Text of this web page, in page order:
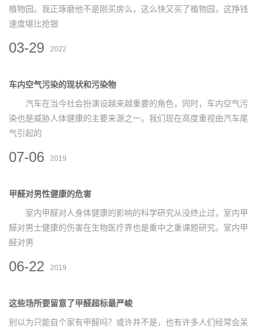
植物园。我正琢磨他不是刚买房么，这么快又买了植物园，这挣钱
速度堪比抢银
03-29 2022
车内空气污染的现状和污染物
汽车在当今社会扮演设越来越重要的角色，同时，车内空气污
染也是威胁人体健康的主要来源之一。我们现在高度重视由汽车尾
气引起的
07-06 2019
甲醛对男性健康的危害
室内甲醛对人身体健康的影响的科学研究从没终止过，室内甲
醛对男士健康的伤害在生物医疗界也是重中之重课题研究。室内甲
醛对男
06-22 2019
这些场所要留意了甲醛超标最严峻
别以为只能自个家有甲醛吗？或许并不是，也有许多人们经常会呆